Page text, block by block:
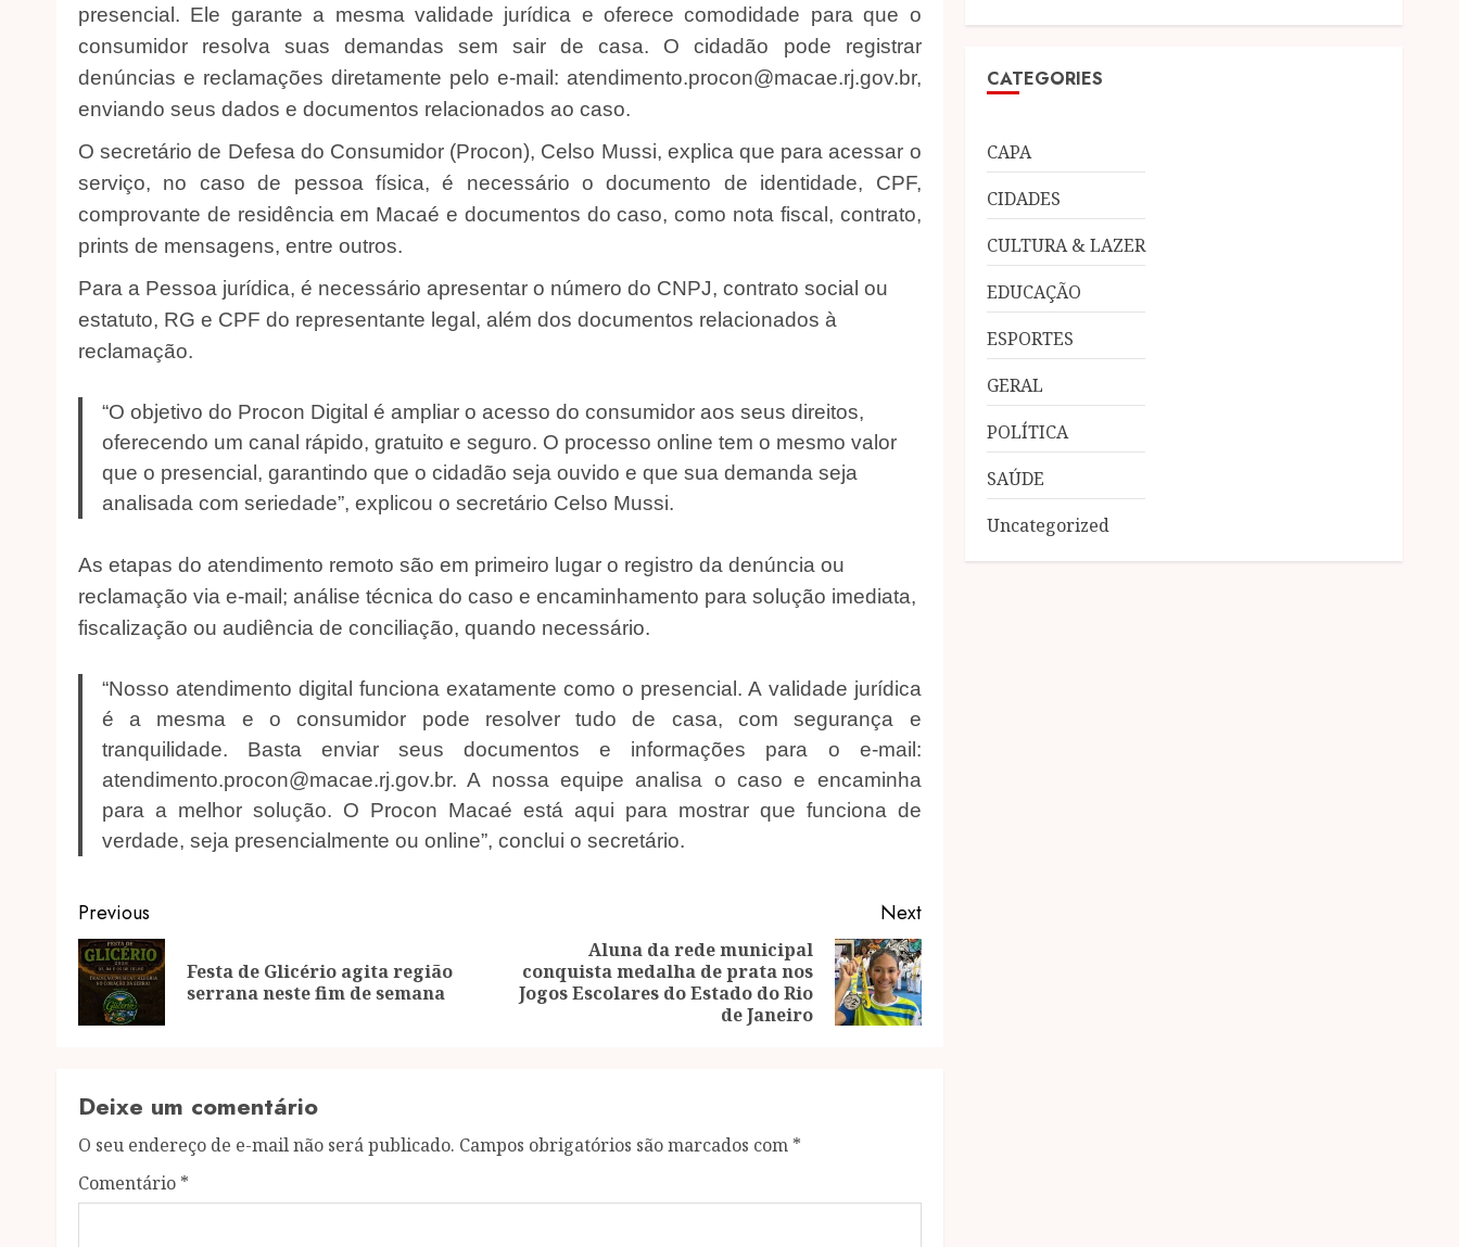
presencial. Ele garante a mesma validade jurídica e oferece comodidade para que o
consumidor resolva suas demandas sem sair de casa. O cidadão pode registrar
denúncias e reclamações diretamente pelo e-mail: atendimento.procon@macae.rj.gov.br,
enviando seus dados e documentos relacionados ao caso.
O secretário de Defesa do Consumidor (Procon), Celso Mussi, explica que para acessar o
serviço, no caso de pessoa física, é necessário o documento de identidade, CPF,
comprovante de residência em Macaé e documentos do caso, como nota fiscal, contrato,
prints de mensagens, entre outros.
Para a Pessoa jurídica, é necessário apresentar o número do CNPJ, contrato social ou
estatuto, RG e CPF do representante legal, além dos documentos relacionados à
reclamação.
“O objetivo do Procon Digital é ampliar o acesso do consumidor aos seus direitos,
oferecendo um canal rápido, gratuito e seguro. O processo online tem o mesmo valor
que o presencial, garantindo que o cidadão seja ouvido e que sua demanda seja
analisada com seriedade”, explicou o secretário Celso Mussi.
As etapas do atendimento remoto são em primeiro lugar o registro da denúncia ou
reclamação via e-mail; análise técnica do caso e encaminhamento para solução imediata,
fiscalização ou audiência de conciliação, quando necessário.
“Nosso atendimento digital funciona exatamente como o presencial. A validade jurídica
é a mesma e o consumidor pode resolver tudo de casa, com segurança e
tranquilidade. Basta enviar seus documentos e informações para o e-mail:
atendimento.procon@macae.rj.gov.br. A nossa equipe analisa o caso e encaminha
para a melhor solução. O Procon Macaé está aqui para mostrar que funciona de
verdade, seja presencialmente ou online”, conclui o secretário.
Post
navigation
Previous
Previous
post:
Festa de Glicério agita região
serrana neste fim de semana
Next
Next
post:
Aluna da rede municipal
conquista medalha de prata nos
Jogos Escolares do Estado do Rio
de Janeiro
Deixe um comentário
O seu endereço de e-mail não será publicado. Campos obrigatórios são marcados com *
Comentário *
CATEGORIES
CAPA
CIDADES
CULTURA & LAZER
EDUCAÇÃO
ESPORTES
GERAL
POLÍTICA
SAÚDE
Uncategorized